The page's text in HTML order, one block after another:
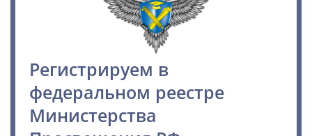
Регистрируем в
федеральном реестре
Министерства